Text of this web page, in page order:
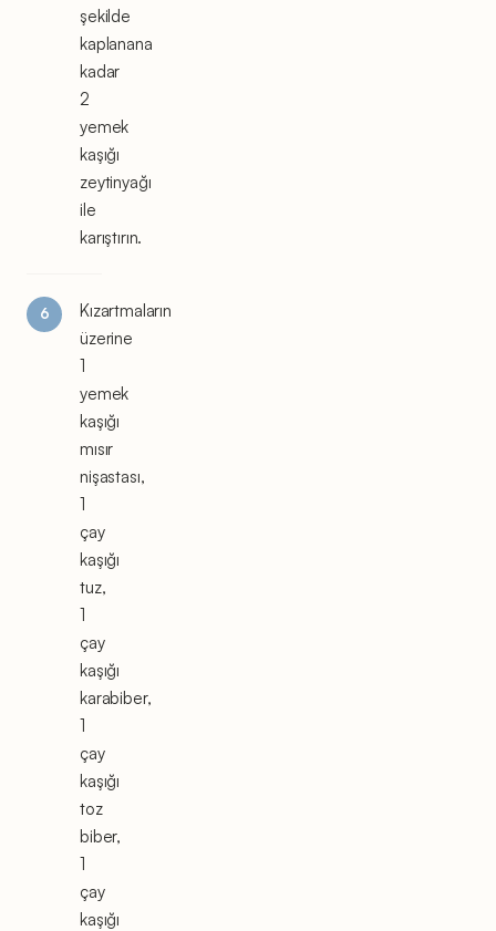
şekilde
kaplanana
kadar
2
yemek
kaşığı
zeytinyağı
ile
karıştırın.
Kızartmaların
üzerine
1
yemek
kaşığı
mısır
nişastası,
1
çay
kaşığı
tuz,
1
çay
kaşığı
karabiber,
1
çay
kaşığı
toz
biber,
1
çay
kaşığı